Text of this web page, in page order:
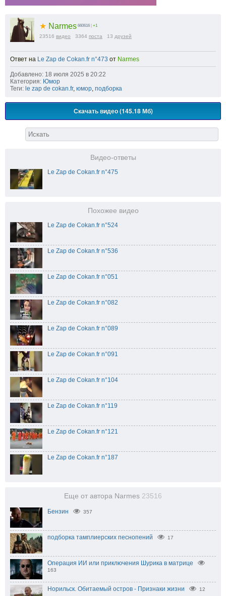
★ Narmes 660616 | +1
23516 видео 3364 поста 13 друзей
Ответ на Le Zap de Cokan.fr n°473 от Narmes
Добавлено: 18 июля 2025 в 20:22
Категория: Юмор
Теги: le zap de cokan.fr, юмор подборка
Скачать видео (145.18 Мб)
Видео-ответы
Le Zap de Cokan.fr n°475
Похожее видео
Le Zap de Cokan.fr n°524
Le Zap de Cokan.fr n°536
Le Zap de Cokan.fr n°051
Le Zap de Cokan.fr n°082
Le Zap de Cokan.fr n°089
Le Zap de Cokan.fr n°091
Le Zap de Cokan.fr n°104
Le Zap de Cokan.fr n°119
Le Zap de Cokan.fr n°121
Le Zap de Cokan.fr n°187
Еще от автора Narmes 23516
Бензин 357
подборка тамплиерских песнопений 17
Операция ИИ или приключения Шурика в матрице
163
Норильск. Обитаемый остров - Признаки жизни 12